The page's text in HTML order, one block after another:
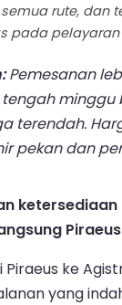
rute, dan
pada pelayaran
Pemesanan
minggu
terendah.
pekan dan
ke
yang